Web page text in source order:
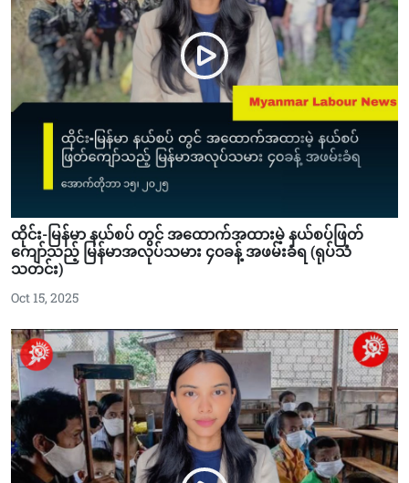
ထိုင်း-မြန်မာ နယ်စပ် တွင် အထောက်အထားမဲ့ နယ်စပ်ဖြတ်
ကျော်သည့် မြန်မာအလုပ်သမား ၄၀ခန့် အဖမ်းခံရ (ရုပ်သံ
သတင်း)
Oct 15, 2025